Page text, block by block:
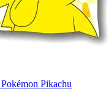
Pikachu